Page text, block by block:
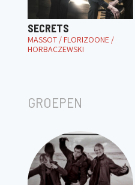
SECRETS
MASSOT / FLORIZOONE /
HORBACZEWSKI
GROEPEN